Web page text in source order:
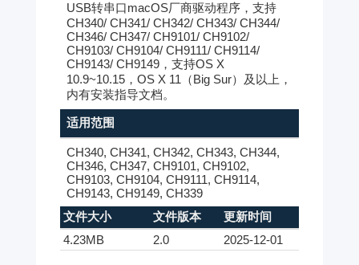
USB转串口macOS厂商驱动程序，支持
CH340/ CH341/ CH342/ CH343/ CH344/
CH346/ CH347/ CH9101/ CH9102/
CH9103/ CH9104/ CH9111/ CH9114/
CH9143/ CH9149，支持OS X
10.9~10.15，OS X 11（Big Sur）及以上，
内有安装指导文档。
适用范围
CH340, CH341, CH342, CH343, CH344,
CH346, CH347, CH9101, CH9102,
CH9103, CH9104, CH9111, CH9114,
CH9143, CH9149, CH339
文件大小
文件版本
更新时间
4.23MB
2.0 2025-12-01